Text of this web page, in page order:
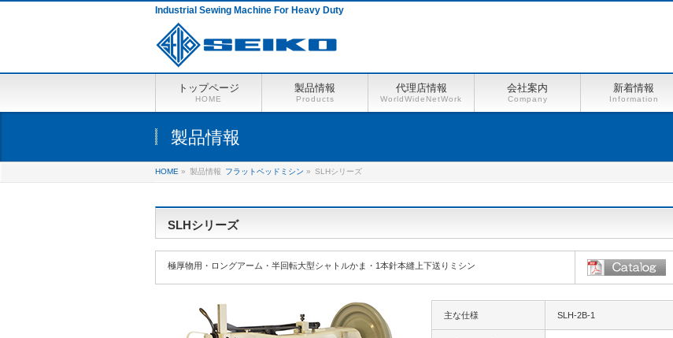
Industrial Sewing Machine For Heavy Duty
トップページ
HOME
製品情報
Products
代理店情報
WorldWideNetWork
会社案内
Company
新着情報
Information
製品情報
HOME » 製品情報 フラットベッドミシン » SLHシリーズ
SLHシリーズ
極厚物用・ロングアーム・半回転大型シャトルかま・1本針本縫上下送りミシン
主な仕様 SLH-2B-1